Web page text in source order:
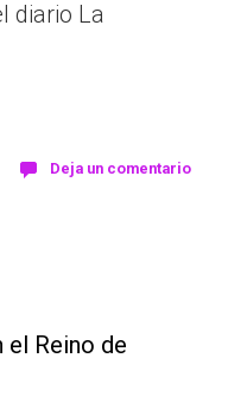
diario La
Deja un comentario
el Reino de